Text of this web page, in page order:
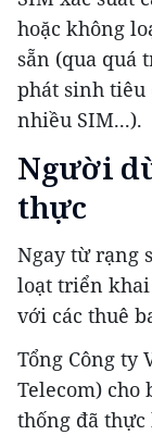
hoặc không
sẵn (qua quá
phát sinh tiêu
nhiều SIM...).
Người
thực
Ngay từ rạng
loạt triển
với các thuê
Tổng Công ty
Telecom) cho
thống đã